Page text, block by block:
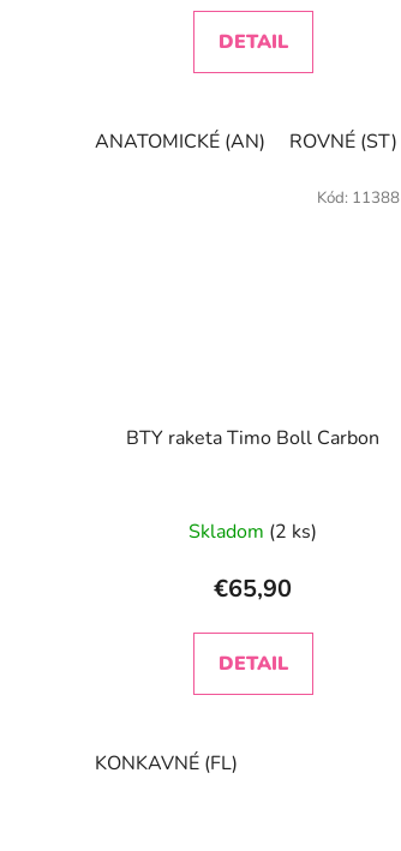
3,0
z
DETAIL
ANATOMICKÉ (AN) ROVNÉ (ST)
BTY raketa Timo Boll Carbon
hodnotenie
produktu
je
1,9
z
Skladom (2 ks)
€65,90
DETAIL
KONKAVNÉ (FL)
Kód: 11388